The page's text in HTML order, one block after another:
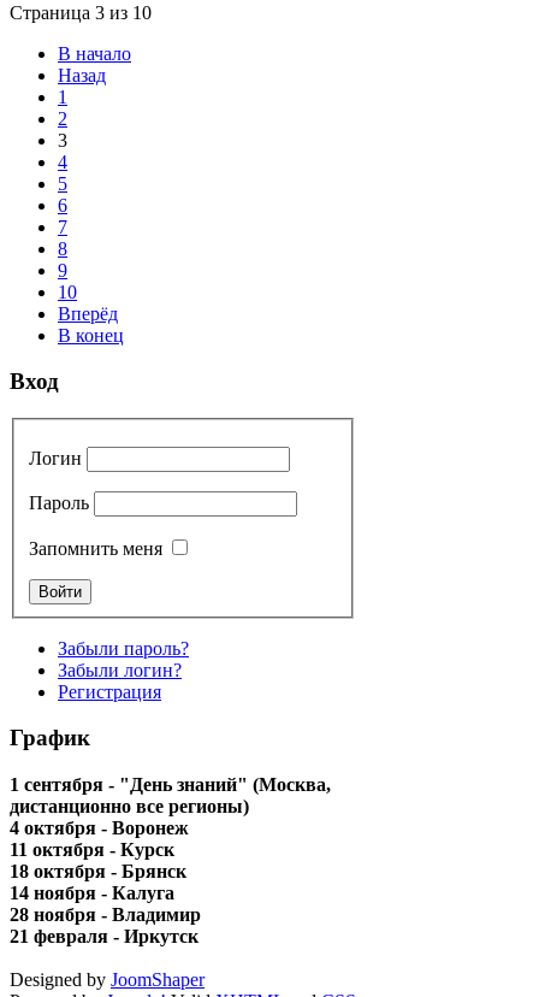
Страница 3 из 10
В начало
Назад
1
2
3
4
5
6
7
8
9
10
Вперёд
В конец
Вход
Логин
Пароль
Запомнить меня
Забыли пароль?
Забыли логин?
Регистрация
График
1 сентября - "День знаний" (Москва,
дистанционно все регионы)
4 октября - Воронеж
11 октября - Курск
18 октября - Брянск
14 ноября - Калуга
28 ноября - Владимир
21 февраля - Иркутск
Designed by JoomShaper